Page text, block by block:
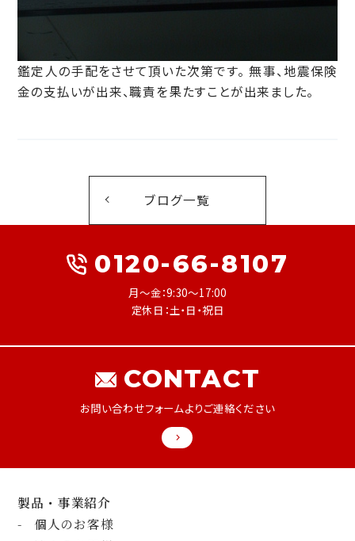
鑑定人の手配をさせて頂いた次第です。 無事、地震保険
金の支払いが出来、職責を果たすことが出来ました。
ブログ一覧
0120-66-8107
月～金：9:30～17:00
定休日：土・日・祝日
CONTACT
お問い合わせフォームよりご連絡ください
製品・事業紹介
個人のお客様